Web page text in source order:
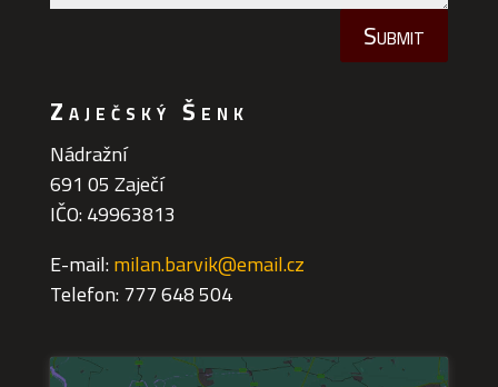
Submit
Zaječský Šenk
Nádražní
691 05 Zaječí
IČO: 49963813
E-mail:milan.barvik@email.cz
Telefon: 777 648 504